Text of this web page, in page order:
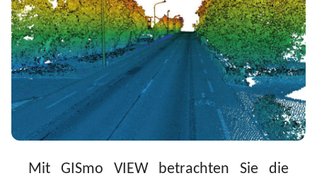
Mit GISmo VIEW betrachten Sie die